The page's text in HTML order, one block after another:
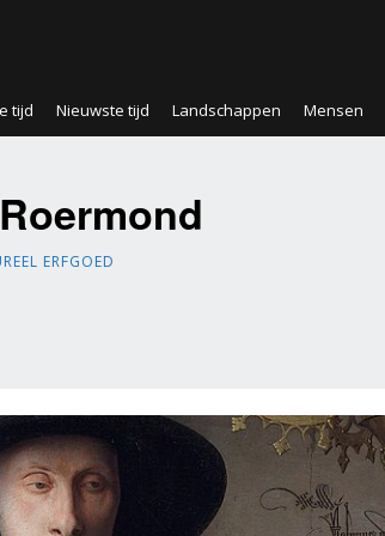
tijd Nieuwste tijd Landschappen Mensen
ERFGOED